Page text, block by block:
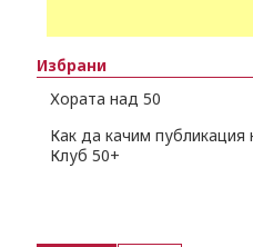
Избрани
Хората над 50
Как да качим публикация
Клуб 50+